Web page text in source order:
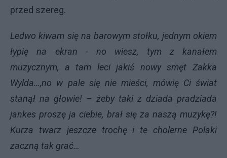
przed szereg.
Ledwo kiwam się na barowym stołku, jednym okiem
łypię na ekran - no wiesz, tym z kanałem
muzycznym, a tam leci jakiś nowy smęt Zakka
Wylda…,no w pale się nie mieści, mówię Ci świat
stanął na głowie! – żeby taki z dziada pradziada
jankes proszę ja ciebie, brał się za naszą muzykę?!
Kurza twarz jeszcze trochę i te cholerne Polaki
zaczną tak grać…